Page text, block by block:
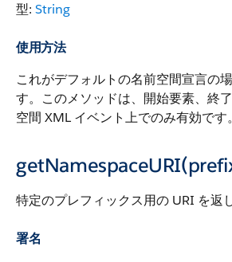
型: String
使用方法
これがデフォルトの名前空間宣言の場
す。このメソッドは、開始要素、終
空間 XML イベント上でのみ有効です。
特定のプレフィックス用の URI を返
署名